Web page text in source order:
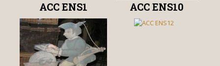
ACC ENS1 ACC ENS10